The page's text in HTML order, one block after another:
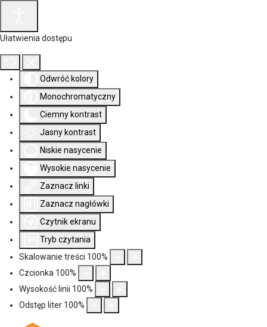
Ułatwienia dostępu
Odwróć kolory
Monochromatyczny
Ciemny kontrast
Jasny kontrast
Niskie nasycenie
Wysokie nasycenie
Zaznacz linki
Zaznacz nagłówki
Czytnik ekranu
Tryb czytania
Skalowanie treści 100%
Czcionka 100%
Wysokość linii 100%
Odstęp liter 100%